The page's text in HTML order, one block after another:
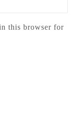
this browser for